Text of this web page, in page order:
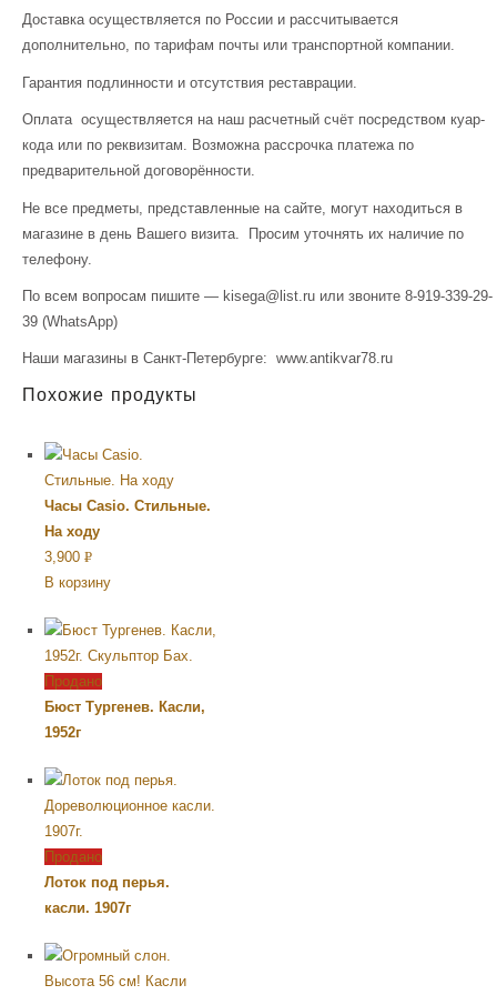
Доставка осуществляется по России и рассчитывается
дополнительно, по тарифам почты или транспортной компании.
Гарантия подлинности и отсутствия реставрации.
Оплата осуществляется на наш расчетный счёт посредством куар-
кода или по реквизитам. Возможна рассрочка платежа по
предварительной договорённости.
Не все предметы, представленные на сайте, могут находиться в
магазине в день Вашего визита. Просим уточнять их наличие по
телефону.
По всем вопросам пишите — kisega@list.ru или звоните 8-919-339-29-
39 (WhatsApp)
Наши магазины в Санкт-Петербурге: www.antikvar78.ru
Похожие продукты
Часы Casio. Стильные.
На ходу
3,900 Р
УБ.
В корзину
Продано
Бюст Тургенев. Касли,
1952г
Продано
Лоток под перья.
касли. 1907г